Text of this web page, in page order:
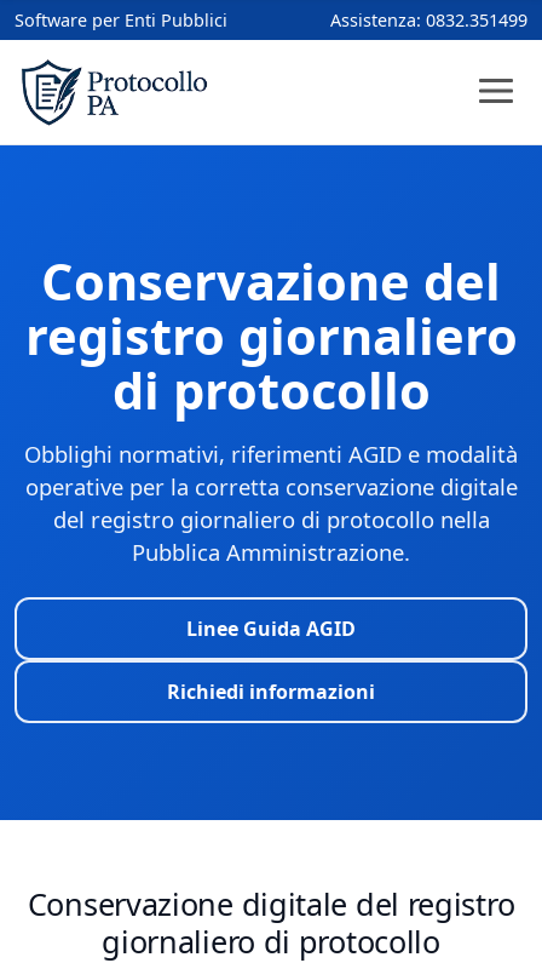
Software per Enti Pubblici Assistenza: 0832.351499
Conservazione del
registro giornaliero
di protocollo
Obblighi normativi, riferimenti AGID e modalità
operative per la corretta conservazione digitale
del registro giornaliero di protocollo nella
Pubblica Amministrazione.
Linee Guida AGID
Richiedi informazioni
Conservazione digitale del registro
giornaliero di protocollo